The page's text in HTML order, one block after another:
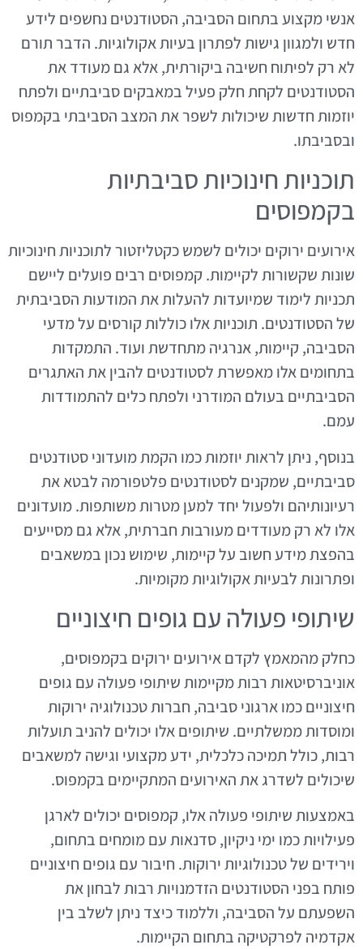
אנשי מקצוע בתחום הסביבה, הסטודנטים נחשפים לידע
חדש ולמגוון גישות לפתרון בעיות אקולוגיות. הדבר תורם
לא רק לפיתוח חשיבה ביקורתית, אלא גם מעודד את
הסטודנטים לקחת חלק פעיל במאבקים סביבתיים ולפתח
יוזמות חדשות שיכולות לשפר את המצב הסביבתי בקמפוס
ובסביבתו.
תוכניות חינוכיות סביבתיות
בקמפוסים
אירועים ירוקים יכולים לשמש כקטליזטור לתוכניות חינוכיות
שונות שקשורות לקיימות. קמפוסים רבים פועלים ליישם
תכניות לימוד שמיועדות להעלות את המודעות הסביבתית
של הסטודנטים. תוכניות אלו כוללות קורסים על מדעי
הסביבה, קיימות, אנרגיה מתחדשת ועוד. התמקדות
בתחומים אלו מאפשרת לסטודנטים להבין את האתגרים
הסביבתיים בעולם המודרני ולפתח כלים להתמודדות
עמם.
בנוסף, ניתן לראות יוזמות כמו הקמת מועדוני סטודנטים
סביבתיים, שמקנים לסטודנטים פלטפורמה לבטא את
רעיונותיהם ולפעול יחד למען מטרות משותפות. מועדונים
אלו לא רק מעודדים מעורבות חברתית, אלא גם מסייעים
בהפצת מידע חשוב על קיימות, שימוש נכון במשאבים
ופתרונות לבעיות אקולוגיות מקומיות.
שיתופי פעולה עם גופים חיצוניים
כחלק מהמאמץ לקדם אירועים ירוקים בקמפוסים,
אוניברסיטאות רבות מקיימות שיתופי פעולה עם גופים
חיצוניים כמו ארגוני סביבה, חברות טכנולוגיה ירוקות
ומוסדות ממשלתיים. שיתופים אלו יכולים להניב תועלות
רבות, כולל תמיכה כלכלית, ידע מקצועי וגישה למשאבים
שיכולים לשדרג את האירועים המתקיימים בקמפוס.
באמצעות שיתופי פעולה אלו, קמפוסים יכולים לארגן
פעילויות כמו ימי ניקיון, סדנאות עם מומחים בתחום,
וירידים של טכנולוגיות ירוקות. חיבור עם גופים חיצוניים
פותח בפני הסטודנטים הזדמנויות רבות לבחון את
השפעתם על הסביבה, וללמוד כיצד ניתן לשלב בין
אקדמיה לפרקטיקה בתחום הקיימות.